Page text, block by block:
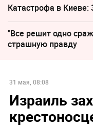
Катастрофа в Киеве:
"Все решит одно
страшную правду
31 мая, 08:08
Израиль